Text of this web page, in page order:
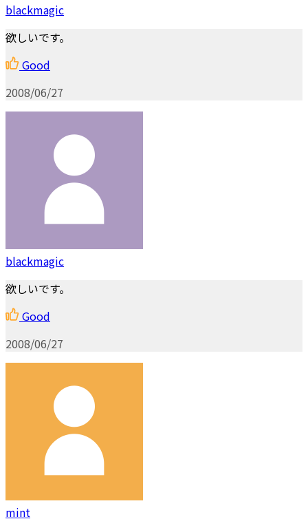
blackmagic
欲しいです。
Good
2008/06/27
blackmagic
欲しいです。
Good
2008/06/27
mint